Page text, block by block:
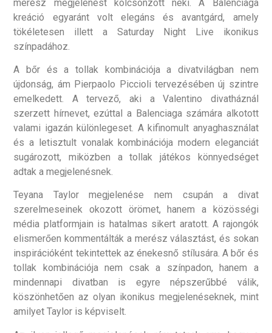
merész megjelenést kölcsönzött neki. A Balenciaga
kreáció egyaránt volt elegáns és avantgárd, amely
tökéletesen illett a Saturday Night Live ikonikus
színpadához.
A bőr és a tollak kombinációja a divatvilágban nem
újdonság, ám Pierpaolo Piccioli tervezésében új szintre
emelkedett. A tervező, aki a Valentino divatháznál
szerzett hírnevet, ezúttal a Balenciaga számára alkotott
valami igazán különlegeset. A kifinomult anyaghasználat
és a letisztult vonalak kombinációja modern eleganciát
sugározott, miközben a tollak játékos könnyedséget
adtak a megjelenésnek.
Teyana Taylor megjelenése nem csupán a divat
szerelmeseinek okozott örömet, hanem a közösségi
média platformjain is hatalmas sikert aratott. A rajongók
elismerően kommentálták a merész választást, és sokan
inspirációként tekintettek az énekesnő stílusára. A bőr és
tollak kombinációja nem csak a színpadon, hanem a
mindennapi divatban is egyre népszerűbbé válik,
köszönhetően az olyan ikonikus megjelenéseknek, mint
amilyet Taylor is képviselt.